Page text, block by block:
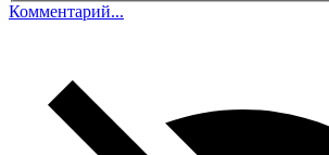
Комментарий...